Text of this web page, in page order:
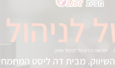
לניהול
חדשות הדיגיטל לניהול שיווק
מבית דה ליסט